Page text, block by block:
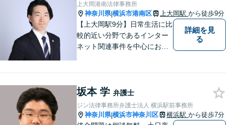
上大岡港南法律事務所
神奈川県|横浜市港南区 上大岡駅 から徒歩9分
【上大岡駅9分】日常生活に比
較的近い分野であるインター
ネット関連事件を中心にお取
ルにて掲載情報のURL等をお
送りください。見込み、費用
等をご案内させていただきま
詳細を見
る
坂本 学 弁護士
ジン法律事務所弁護士法人 横浜駅前事務所
神奈川県|横浜市神奈川区 横浜駅 から徒歩7分